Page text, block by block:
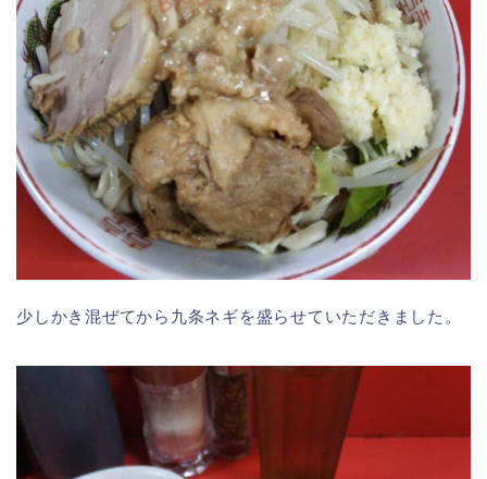
少しかき混ぜてから九条ネギを盛らせていただきました。